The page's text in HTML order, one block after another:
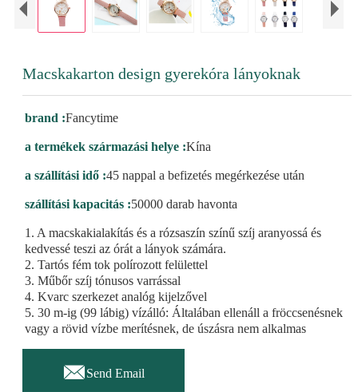
Macskakarton design gyerekóra lányoknak
brand :Fancytime
a termékek származási helye :Kína
a szállítási idő :45 nappal a befizetés megérkezése után
szállítási kapacitás :50000 darab havonta
1. A macskakialakítás és a rózsaszín színű szíj aranyossá és
kedvessé teszi az órát a lányok számára.
2. Tartós fém tok polírozott felülettel
3. Műbőr szíj tónusos varrással
4. Kvarc szerkezet analóg kijelzővel
5. 30 m-ig (99 lábig) vízálló: Általában ellenáll a fröccsenésnek
vagy a rövid vízbe merítésnek, de úszásra nem alkalmas
Send Email